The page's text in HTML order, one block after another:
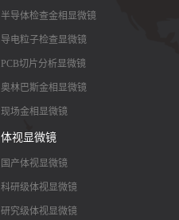
半导体检查金相显微镜
导电粒子检查显微镜
PCB切片分析显微镜
奥林巴斯金相显微镜
现场金相显微镜
体视显微镜
国产体视显微镜
科研级体视显微镜
研究级体视显微镜